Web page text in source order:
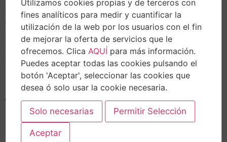
necesidad de ayuda de terceros, se atribuye una
deducción del 15% del importe pagado a la Seguridad
Social
con respecto a la cotización anual de la persona
empleada. El
tope máximo 500 euros
por
contribuyente.
– Contribuyentes con cónyuges
o parejas de hecho con
discapacidad
Utilizamos cookies propias y de terceros con
fines analíticos para medir y cuantificar la
utilización de la web por los usuarios con el fin
de mejorar la oferta de servicios que le
ofrecemos. Clica AQUÍ para más información.
Puedes aceptar todas las cookies pulsando el
botón 'Aceptar', seleccionar las cookies que
desea ó solo usar la cookie necesaria.